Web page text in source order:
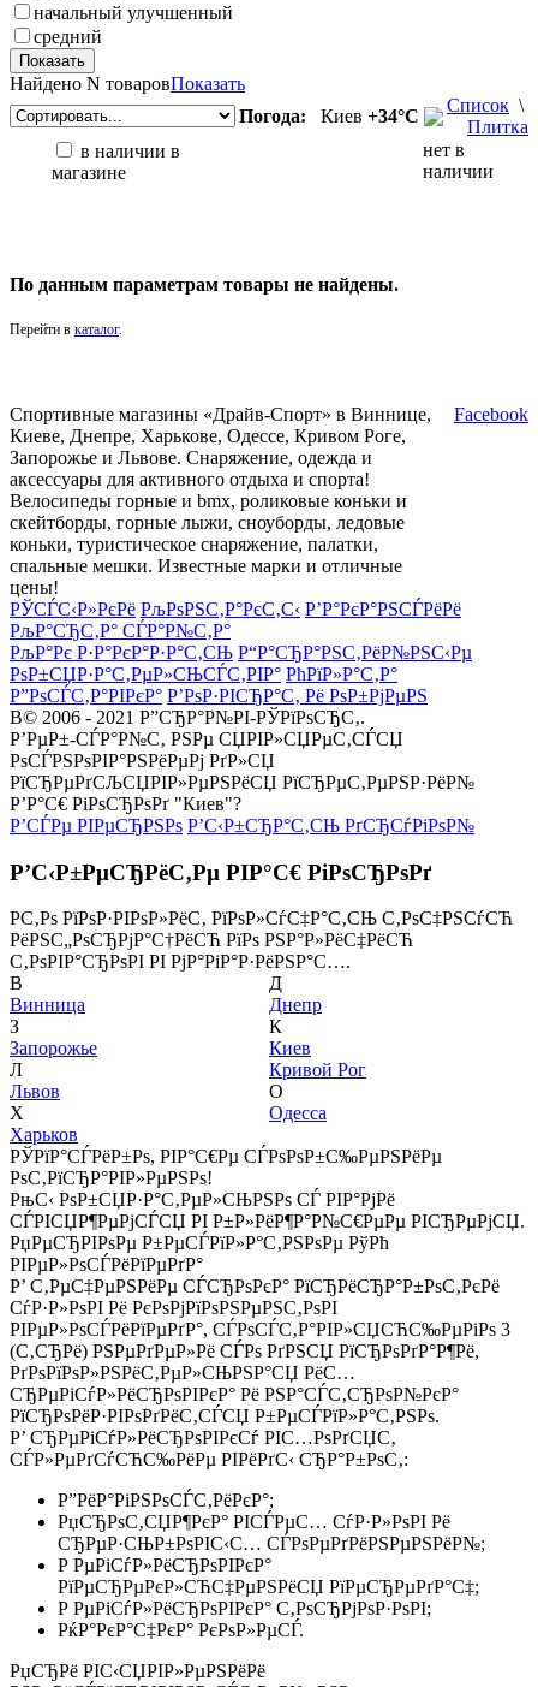
начальный улучшенный
средний
Найдено N товаровПоказать
Погода:
Киев +34°С
Список \
Плитка
в наличии в
магазине
нет в
наличии
По данным параметрам товары не найдены.
Перейти в каталог.
Спортивные магазины «Драйв-Спорт» в Виннице,
Киеве, Днепре, Харькове, Одессе, Кривом Роге,
Запорожье и Львове. Снаряжение, одежда и
аксессуары для активного отдыха и спорта!
Велосипеды горные и bmx, роликовые коньки и
скейтборды, горные лыжи, сноуборды, ледовые
коньки, туристическое снаряжение, палатки,
спальные мешки. Известные марки и отличные
цены!
Facebook
РЎСЃС‹Р»РєРё РљРѕРЅС‚Р°РєС‚С‹ Р’Р°РєР°РЅСЃРёРё
РљР°СЂС‚Р° СЃР°Р№С‚Р°
РљР°Рє Р·Р°РєР°Р·Р°С‚СЊ Р“Р°СЂР°РЅС‚РёР№РЅС‹Рµ
РѕР±СЏР·Р°С‚РµР»СЊСЃС‚РІР° РћРїР»Р°С‚Р°
Р”РѕСЃС‚Р°РІРєР° Р’РѕР·РІСЂР°С‚ Рё РѕР±РјРµРЅ
В© 2006 - 2021 Р”СЂР°Р№РІ-РЎРїРѕСЂС‚.
Р’РµР±-СЃР°Р№С‚ РЅРµ СЏРІР»СЏРµС‚СЃСЏ
РѕСЃРЅРѕРІР°РЅРёРµРј РґР»СЏ
РїСЂРµРґСЉСЏРІР»РµРЅРёСЏ РїСЂРµС‚РµРЅР·РёР№
Р’Р°С€ РіРѕСЂРѕРґ "Киев"?
Р’СЃРµ РІРµСЂРЅРѕ Р’С‹Р±СЂР°С‚СЊ РґСЂСѓРіРѕР№
Р’С‹Р±РµСЂРёС‚Рµ РІР°С€ РіРѕСЂРѕРґ
Р­С‚Рѕ РїРѕР·РІРѕР»РёС‚ РїРѕР»СѓС‡Р°С‚СЊ С‚РѕС‡РЅСѓСЋ
РёРЅС„РѕСЂРјР°С†РёСЋ РїРѕ РЅР°Р»РёС‡РёСЋ
С‚РѕРІР°СЂРѕРІ РІ РјР°РіР°Р·РёРЅР°С….
В
Винница
З
Запорожье
Л
Львов
Х
Харьков
Д
Днепр
К
Киев
Кривой Рог
О
Одесса
РЎРїР°СЃРёР±Рѕ, РІР°С€Рµ СЃРѕРѕР±С‰РµРЅРёРµ
РѕС‚РїСЂР°РІР»РµРЅРѕ!
РњС‹ РѕР±СЏР·Р°С‚РµР»СЊРЅРѕ СЃ РІР°РјРё
СЃРІСЏР¶РµРјСЃСЏ РІ Р±Р»РёР¶Р°Р№С€РµРµ РІСЂРµРјСЏ.
РџРµСЂРІРѕРµ Р±РµСЃРїР»Р°С‚РЅРѕРµ РўРћ
РІРµР»РѕСЃРёРїРµРґР°
Р’ С‚РµС‡РµРЅРёРµ СЃСЂРѕРєР° РїСЂРёСЂР°Р±РѕС‚РєРё
СѓР·Р»РѕРІ Рё РєРѕРјРїРѕРЅРµРЅС‚РѕРІ
РІРµР»РѕСЃРёРїРµРґР°, СЃРѕСЃС‚Р°РІР»СЏСЋС‰РµРіРѕ 3
(С‚СЂРё) РЅРµРґРµР»Рё СЃРѕ РґРЅСЏ РїСЂРѕРґР°Р¶Рё,
РґРѕРїРѕР»РЅРёС‚РµР»СЊРЅР°СЏ РёС…
СЂРµРіСѓР»РёСЂРѕРІРєР° Рё РЅР°СЃС‚СЂРѕР№РєР°
РїСЂРѕРёР·РІРѕРґРёС‚СЃСЏ Р±РµСЃРїР»Р°С‚РЅРѕ.
Р’ СЂРµРіСѓР»РёСЂРѕРІРєСѓ РІС…РѕРґСЏС‚
СЃР»РµРґСѓСЋС‰РёРµ РІРёРґС‹ СЂР°Р±РѕС‚:
Р”РёР°РіРЅРѕСЃС‚РёРєР°;
РџСЂРѕС‚СЏР¶РєР° РІСЃРµС… СѓР·Р»РѕРІ Рё
СЂРµР·СЊР±РѕРІС‹С… СЃРѕРµРґРёРЅРµРЅРёР№;
Р РµРіСѓР»РёСЂРѕРІРєР°
РїРµСЂРµРєР»СЋС‡РµРЅРёСЏ РїРµСЂРµРґР°С‡;
Р РµРіСѓР»РёСЂРѕРІРєР° С‚РѕСЂРјРѕР·РѕРІ;
РќР°РєР°С‡РєР° РєРѕР»РµСЃ.
РџСЂРё РІС‹СЏРІР»РµРЅРёРё